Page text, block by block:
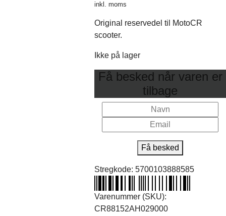
inkl. moms
Original reservedel til MotoCR
scooter.
Ikke på lager
Få besked når varen er
tilbage
Få besked
Stregkode: 5700103888585
Varenummer (SKU):
CR88152AH029000